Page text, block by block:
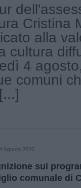
Cristina
alla
cultura
4
comuni
4 Agosto 2026
sui
comunale di